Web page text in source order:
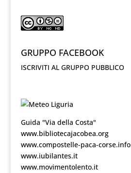
GRUPPO FACEBOOK
ISCRIVITI AL GRUPPO PUBBLICO
Guida "Via della Costa"
www.bibliotecajacobea.org
www.compostelle-paca-corse.info
www.iubilantes.it
www.movimentolento.it